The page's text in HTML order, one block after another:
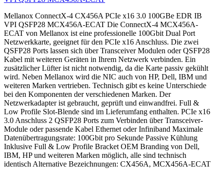
Mellanox ConnectX-4 CX456A PCIe x16 3.0 100GBe EDR IB
VPI QSFP28 MCX456A-ECAT Die ConnectX-4 MCX456A-
ECAT von Mellanox ist eine professionelle 100Gbit Dual Port
Netzwerkkarte, geeignet für den PCIe x16 Anschluss. Die zwei
QSFP28 Ports lassen sich über Transceiver Modulen oder QSFP28
Kabel mit weiteren Geräten in Ihrem Netzwerk verbinden. Ein
zusätzlicher Lüfter ist nicht notwendig, da die Karte passiv gekühlt
wird. Neben Mellanox wird die NIC auch von HP, Dell, IBM und
weiteren Marken vertrieben. Technisch gibt es keine Unterschiede
bei den Komponenten der verschiedenen Marken. Der
Netzwerkadapter ist gebraucht, geprüft und einwandfrei. Full &
Low Profile Slot-Blende sind im Lieferumfang enthalten. PCIe x16
3.0 Anschluss 2 QSFP28 Ports zum Verbinden über Transceiver-
Module oder passende Kabel Ethernet oder Infiniband Maximale
Datenübertragungsrate: 100Gbit pro Sekunde Passive Kühlung
Inklusive Full & Low Profile Bracket OEM Branding von Dell,
IBM, HP und weiteren Marken möglich, alle sind technisch
identisch Alternative Bezeichnungen: CX456A, MCX456A-ECAT